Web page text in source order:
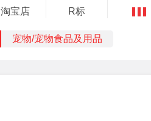
淘宝店 R标
宠物/宠物食品及用品